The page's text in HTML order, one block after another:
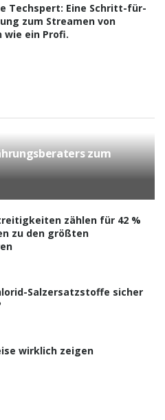
Techspert: Eine Schritt-für-
zum Streamen von
wie ein Profi.
zum
zählen für 42 %
zu den größten
Salzersatzstoffe sicher
wirklich zeigen